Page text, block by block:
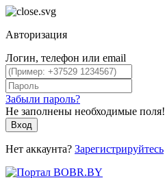
Авторизация
Логин, телефон или email
Забыли пароль?
Не заполнены необходимые поля!
Вход
Нет аккаунта? Зарегистрируйтесь